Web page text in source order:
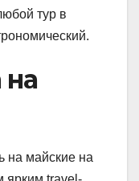
тур в
на
на майские на